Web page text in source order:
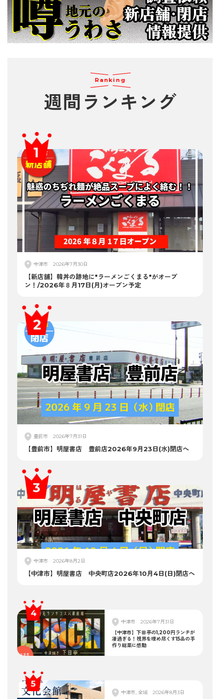
Ranking
週間 ランキング
中津市 2026年7月30日
【新店舗】韓丼の跡地に"ラーメンごくまる"がオープ
ン！/2026年８月17日(月)オープン予定
豊前市 2026年7月31日
【豊前市】明屋書店 豊前店2026年9月23日(水)閉店へ
中津市 2026年8月2日
【中津市】明屋書店 中央町店2026年10月4日(日)閉店へ
中津市
2026年7月31日
【中津市】下田亭の1,200円ランチが
凄過ぎる！視界を埋め尽くす15品の手
作り総菜に感動
中津市, 全域
2026年8月3日